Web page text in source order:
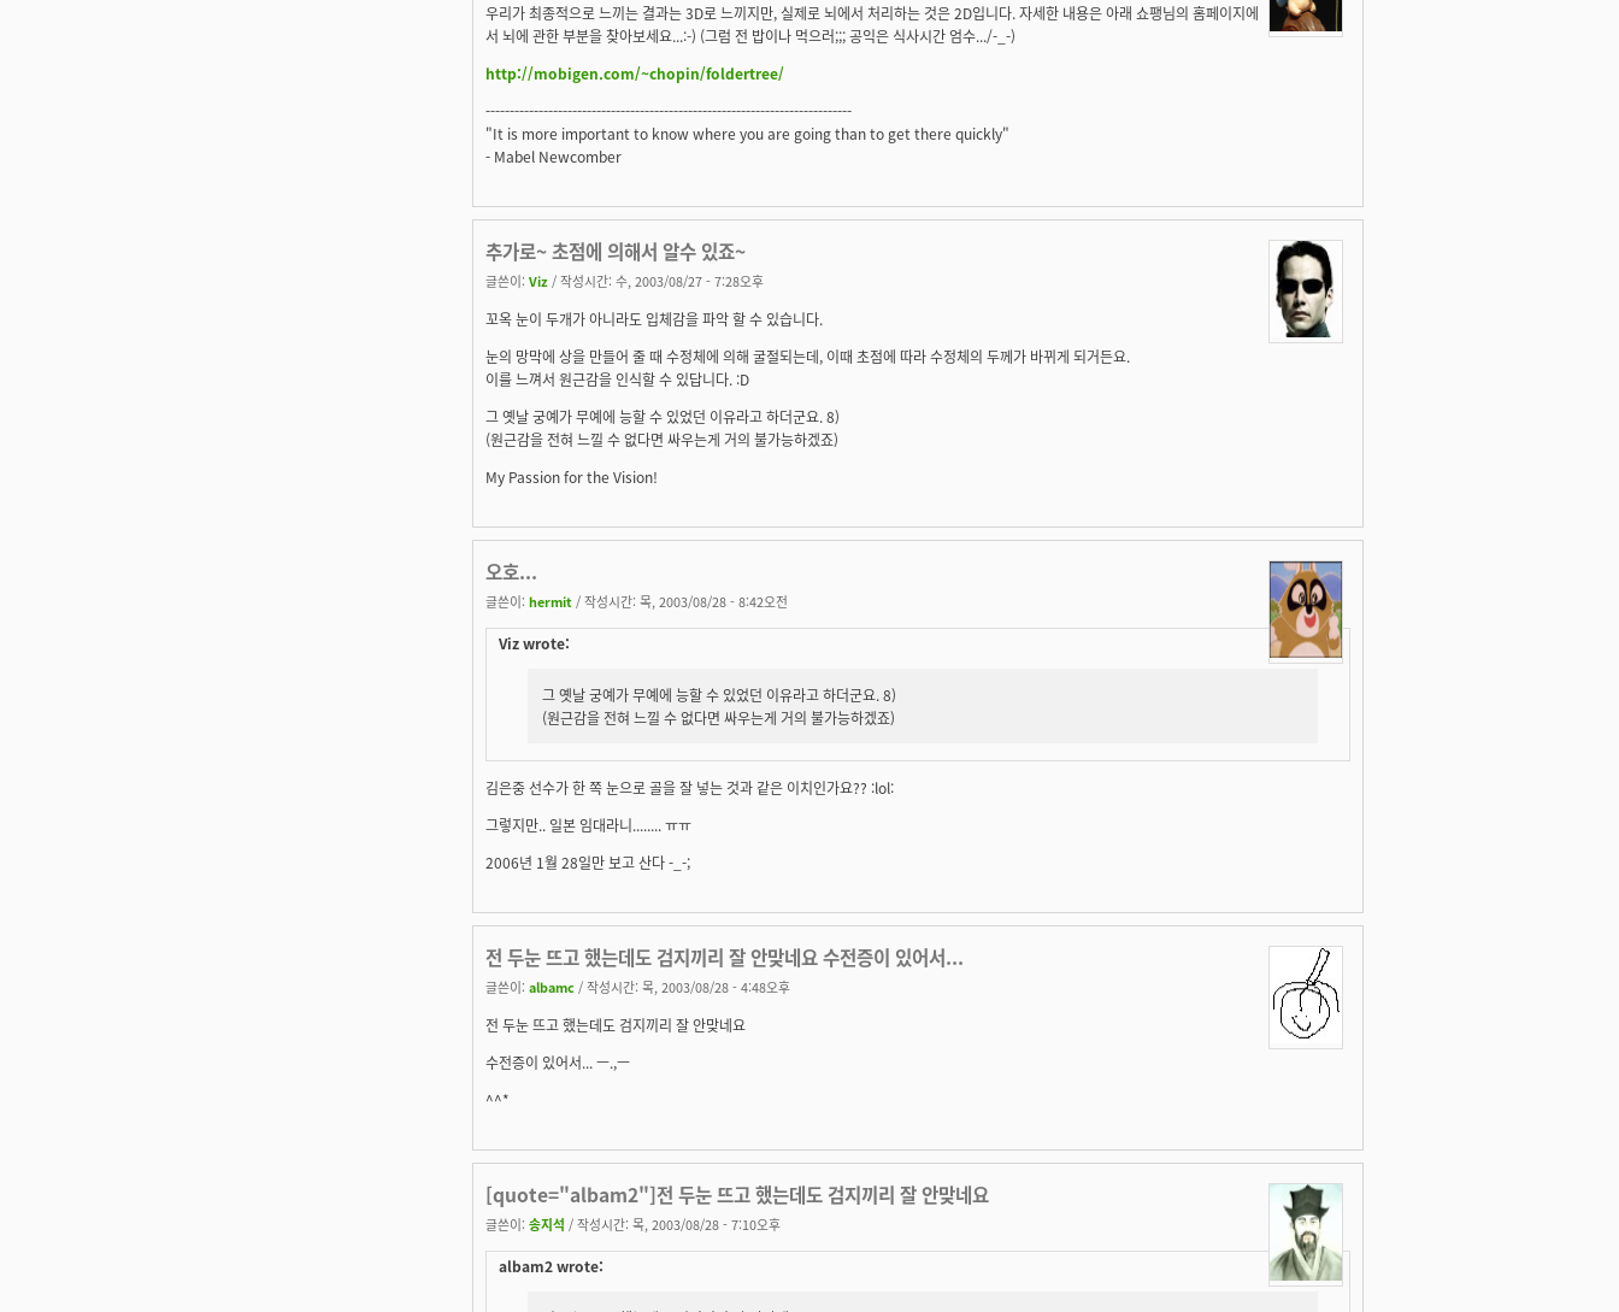
우리가 최종적으로 느끼는 결과는 3D로 느끼지만, 실제로 뇌에서 처리하는 것은 2D입니다. 자세한 내용은 아래 쇼팽님의 홈페이지에
서 뇌에 관한 부분을 찾아보세요...:-) (그럼 전 밥이나 먹으러;;; 공익은 식사시간 엄수.../-_-)
http://mobigen.com/~chopin/foldertree/
----------------------------------------------------------------------------
"It is more important to know where you are going than to get there quickly"
- Mabel Newcomber
추가로~ 초점에 의해서 알수 있죠~
글쓴이: Viz / 작성시간: 수, 2003/08/27 - 7:28오후
꼬옥 눈이 두개가 아니라도 입체감을 파악 할 수 있습니다.
눈의 망막에 상을 만들어 줄 때 수정체에 의해 굴절되는데, 이때 초점에 따라 수정체의 두께가 바뀌게 되거든요.
이를 느껴서 원근감을 인식할 수 있답니다. :D
그 옛날 궁예가 무예에 능할 수 있었던 이유라고 하더군요. 8)
(원근감을 전혀 느낄 수 없다면 싸우는게 거의 불가능하겠죠)
My Passion for the Vision!
오호...
글쓴이: hermit / 작성시간: 목, 2003/08/28 - 8:42오전
Viz wrote:
그 옛날 궁예가 무예에 능할 수 있었던 이유라고 하더군요. 8)
(원근감을 전혀 느낄 수 없다면 싸우는게 거의 불가능하겠죠)
김은중 선수가 한 쪽 눈으로 골을 잘 넣는 것과 같은 이치인가요?? :lol:
그렇지만.. 일본 임대라니........ ㅠㅠ
2006년 1월 28일만 보고 산다 -_-;
전 두눈 뜨고 했는데도 검지끼리 잘 안맞네요 수전증이 있어서...
글쓴이: albamc / 작성시간: 목, 2003/08/28 - 4:48오후
전 두눈 뜨고 했는데도 검지끼리 잘 안맞네요
수전증이 있어서... ㅡ.,ㅡ
^^*
[quote="albam2"]전 두눈 뜨고 했는데도 검지끼리 잘 안맞네요
글쓴이: 송지석 / 작성시간: 목, 2003/08/28 - 7:10오후
albam2 wrote: